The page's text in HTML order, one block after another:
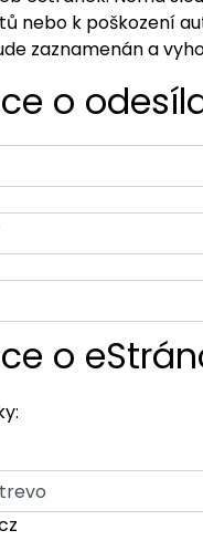
nebo k poškození
zaznamenán a
o
o